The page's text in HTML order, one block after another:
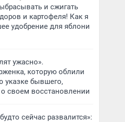
и сжигать
и картофеля! Как я
удобрение для яблони
ужасно».
которую облили
указке бывшего,
о своем восстановлении
сейчас развалится»: